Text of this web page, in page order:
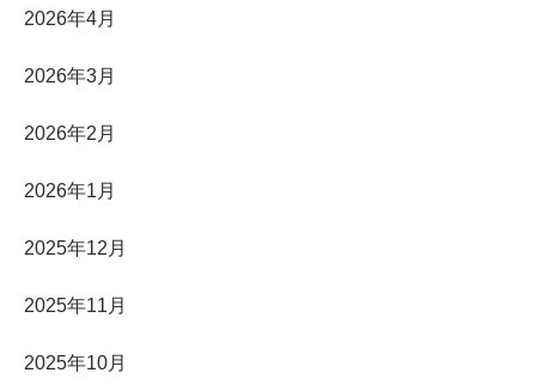
2026年4月
2026年3月
2026年2月
2026年1月
2025年12月
2025年11月
2025年10月